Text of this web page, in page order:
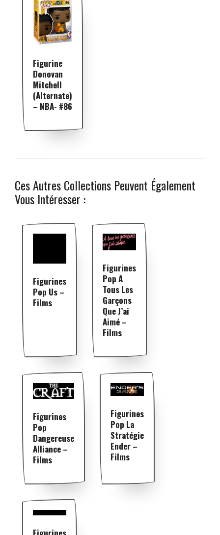
Figurine
Donovan
Mitchell
(alternate)
– NBA- #86
Ces Autres Collections Peuvent Également
Vous Intéresser :
Figurines
Pop Us –
Films
Figurines
Pop A
Tous Les
Garçons
Que J’ai
Aimé –
Films
Figurines
Pop
Dangereuse
Alliance –
Films
Figurines
Pop La
Stratégie
Ender –
Films